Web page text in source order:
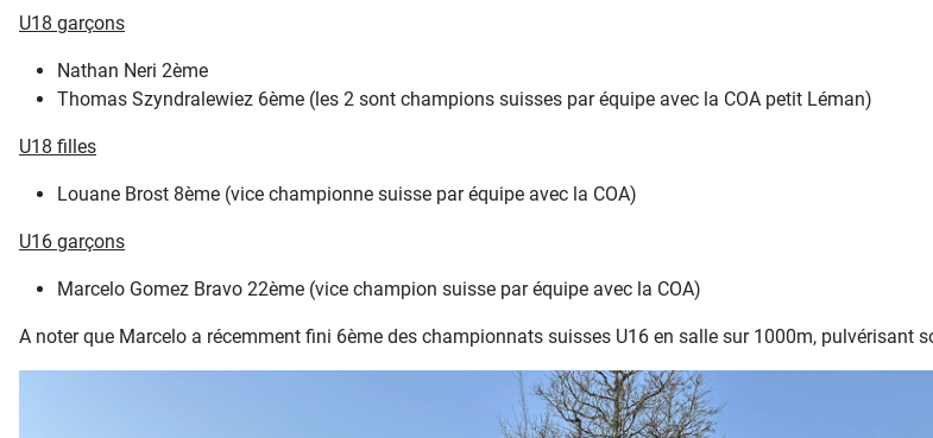
U18 garçons
Nathan Neri 2ème
Thomas Szyndralewiez 6ème (les 2 sont champions suisses par équipe avec la COA petit Léman)
U18 filles
Louane Brost 8ème (vice championne suisse par équipe avec la COA)
U16 garçons
Marcelo Gomez Bravo 22ème (vice champion suisse par équipe avec la COA)
A noter que Marcelo a récemment fini 6ème des championnats suisses U16 en salle sur 1000m, pulvérisant